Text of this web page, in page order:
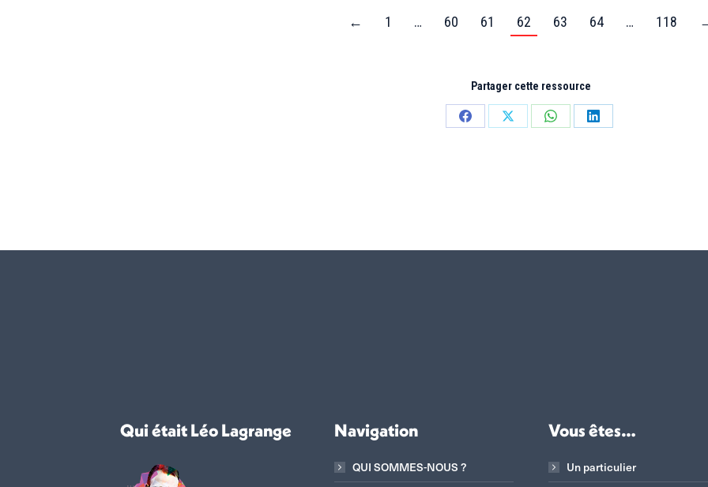
← 1 … 60 61 62 63 64 … 118
Partager cette ressource
PartagerPartagerPartagerPartager
Qui était Léo Lagrange Navigation
QUI SOMMES-NOUS ?
Vous êtes…
Un particulier